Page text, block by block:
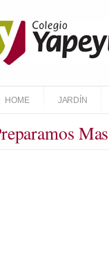
HOME JARDÍN